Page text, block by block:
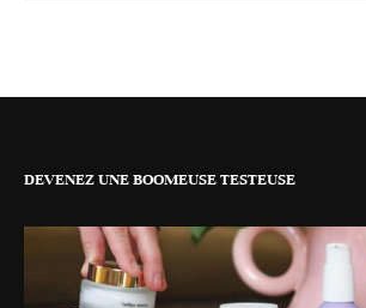
DEVENEZ UNE BOOMEUSE TESTEUSE